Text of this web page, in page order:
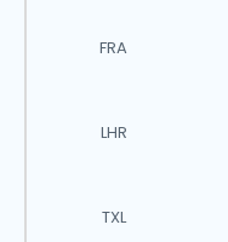
FRA
LHR
TXL